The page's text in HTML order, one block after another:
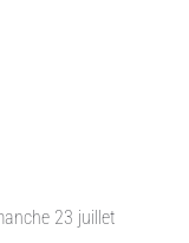
23 juillet